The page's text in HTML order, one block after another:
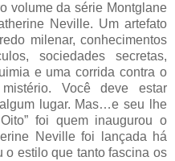
volume da série Montglane
Neville. Um artefato
milenar, conhecimentos
sociedades secretas,
e uma corrida contra o
Você deve estar
lugar. Mas…e seu lhe
foi quem inaugurou o
Neville foi lançada há
o estilo que tanto fascina os